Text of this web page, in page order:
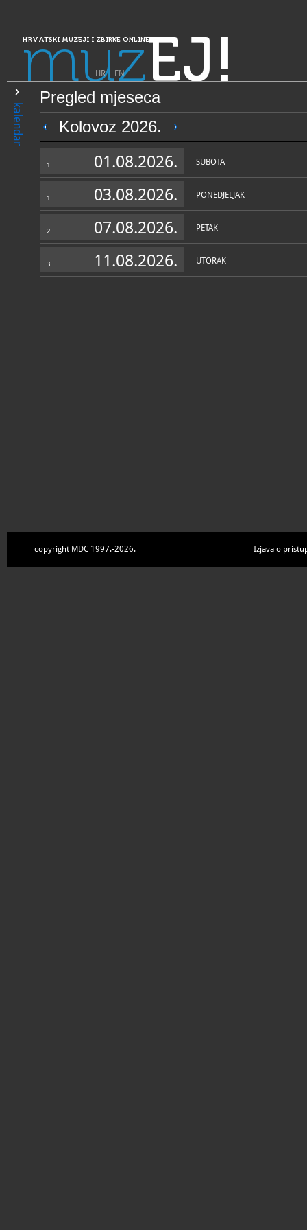
HRVATSKI MUZEJI I ZBIRKE ONLINE
muzEJ!
HR| EN
kalendar
Pregled mjeseca
Kolovoz 2026.
1 01.08.2026. SUBOTA
1 03.08.2026. PONEDJELJAK
2 07.08.2026. PETAK
3 11.08.2026. UTORAK
PRETRAŽIVANJE
Dalmacija
Muzeji i galerije Konavala -
arheologiju i spomeničku
Konavala
OPĆI PODACI
copyright MDC 1997.-2026. Izjava o